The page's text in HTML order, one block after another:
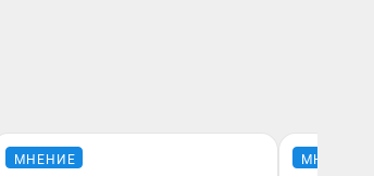
МНЕНИЕ МНЕНИЕ